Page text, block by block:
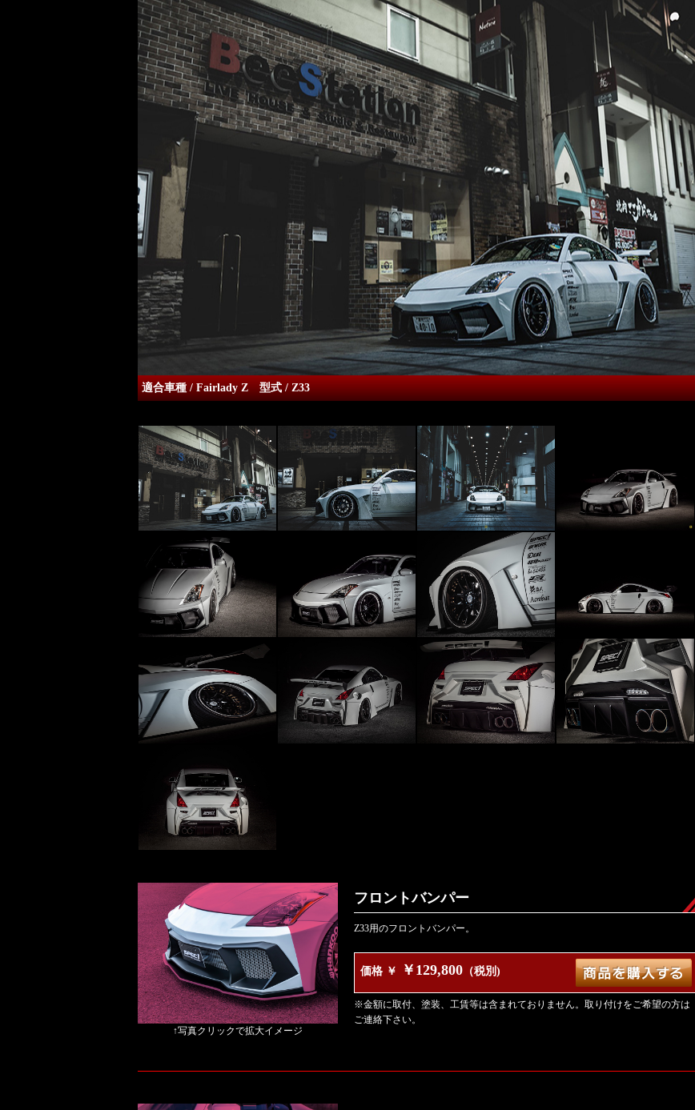
適合車種 / Fairlady Z 型式 / Z33
↑写真クリックで拡大イメージ
フロントバンパー
Z33用のフロントバンパー。
価格 ￥ ￥129,800 （税別)
※金額に取付、塗装、工賃等は含まれておりません。取り付けをご希望の方は
ご連絡下さい。